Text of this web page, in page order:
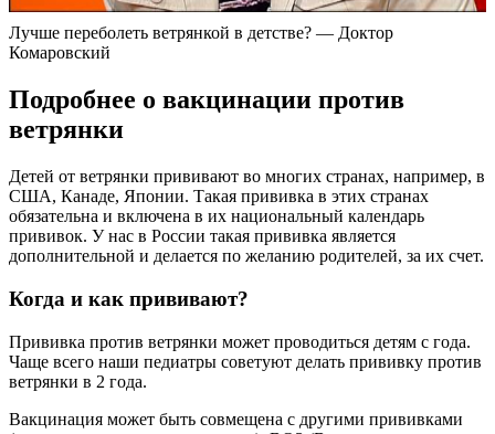
Лучше переболеть ветрянкой в детстве? — Доктор
Комаровский
Подробнее о вакцинации против
ветрянки
Детей от ветрянки прививают во многих странах, например, в
США, Канаде, Японии. Такая прививка в этих странах
обязательна и включена в их национальный календарь
прививок. У нас в России такая прививка является
дополнительной и делается по желанию родителей, за их счет.
Когда и как прививают?
Прививка против ветрянки может проводиться детям с года.
Чаще всего наши педиатры советуют делать прививку против
ветрянки в 2 года.
Вакцинация может быть совмещена с другими прививками